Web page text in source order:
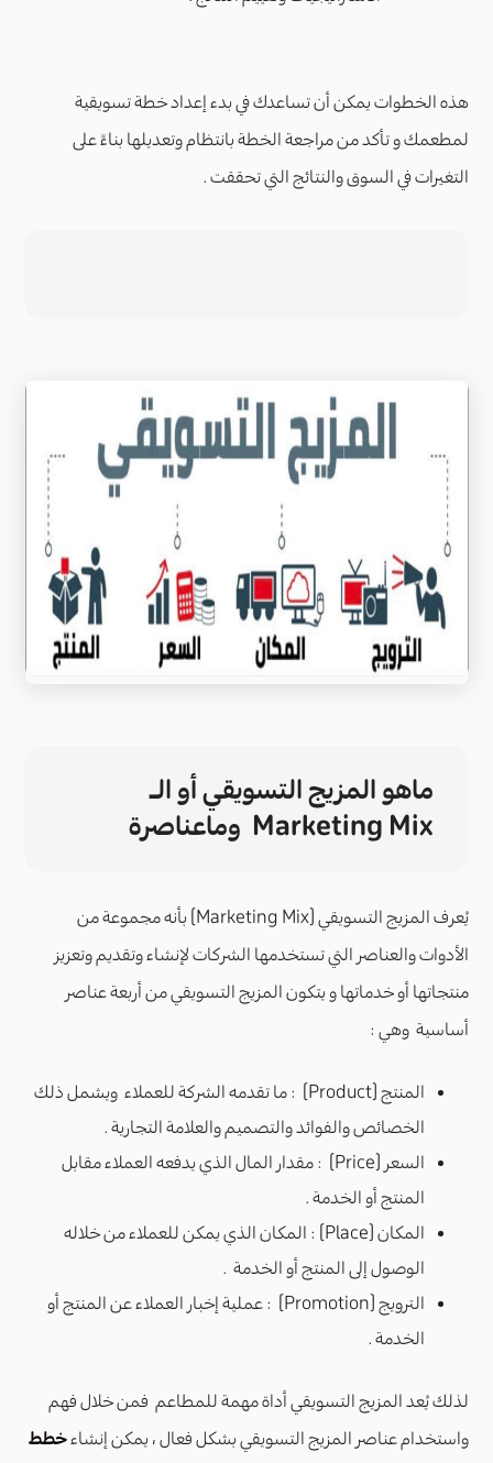
هذه الخطوات يمكن أن تساعدك في بدء إعداد خطة تسويقية
لمطعمك و تأكد من مراجعة الخطة بانتظام وتعديلها بناءً على
التغيرات في السوق والنتائج التي تحققت .
ماهو المزيج التسويقي أو الـ
Marketing Mix وماعناصرة
يُعرف المزيج التسويقي (Marketing Mix) بأنه مجموعة من
الأدوات والعناصر التي تستخدمها الشركات لإنشاء وتقديم وتعزيز
منتجاتها أو خدماتها و يتكون المزيج التسويقي من أربعة عناصر
أساسية وهي :
المنتج (Product) : ما تقدمه الشركة للعملاء ويشمل ذلك
الخصائص والفوائد والتصميم والعلامة التجارية .
السعر (Price) : مقدار المال الذي يدفعه العملاء مقابل
المنتج أو الخدمة .
المكان (Place) : المكان الذي يمكن للعملاء من خلاله
الوصول إلى المنتج أو الخدمة .
الترويج (Promotion) : عملية إخبار العملاء عن المنتج أو
الخدمة .
لذلك يُعد المزيج التسويقي أداة مهمة للمطاعم فمن خلال فهم
واستخدام عناصر المزيج التسويقي بشكل فعال ، يمكن إنشاءخطط